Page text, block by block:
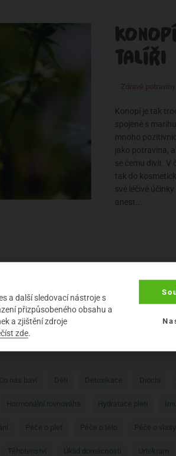
TALÍŘI
Zdravé potraviny
Konopí je tak
spojené s
mnoho
jako potravina,
se čemu divit. V
tak do
své léčivé
anest...
1
Co nás baví Děti Detoxikace Diochi
Hormonální rovnováha Hydratace pleti
Péče o pleť Péče o tělo Péče o vlasy
Těhotenství Úklid domácnosti Urtekram
a další sledovací nástroje s
přizpůsobeného obsahu a
a zjištění zdroje
zde.